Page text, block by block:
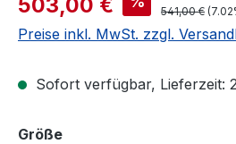
Regulärer
541,00 €
Preise inkl. MwSt. zzgl.
Sofort verfügbar, Lieferzeit:
Größeauswählen